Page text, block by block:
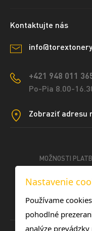
Kontaktujte nás
+421 948 011
Po-Pia 8.00-
Zobraziť adresu
MOŽNOSTI
Nastavenie
Používame
pohodlné
analýze